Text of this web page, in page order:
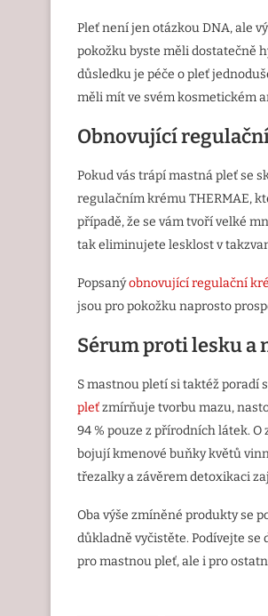
Pleť není jen otázkou DNA, ale
pokožku byste měli dostatečně
důsledku je péče o pleť
měli mít ve svém kosmetickém
Obnovující
Pokud vás trápí mastná pleť se
regulačním krému THERMAE,
případě, že se vám tvoří velké
tak eliminujete lesklost v
Popsanýobnovující regulační
jsou pro pokožku naprosto
Sérum proti lesku a
S mastnou pletí si taktéž poradí
pleťzmírňuje tvorbu mazu,
94 % pouze z přírodních látek.
bojují kmenové buňky květů
třezalky a závěrem detoxikaci
Oba výše zmíněné produkty se
důkladně vyčistěte. Podívejte
pro mastnou pleť, ale i pro